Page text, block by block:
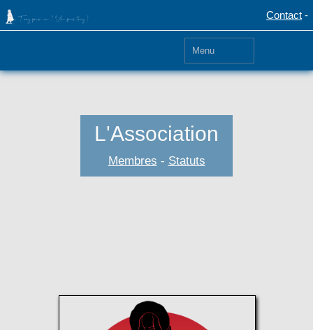
Contact -
L'Association
Membres - Statuts